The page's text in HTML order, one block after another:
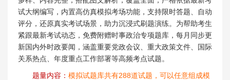
试大纲编写，内置高仿真模拟考场功能，支持限时答题、自动
评分，还原真实考试场景，助力沉浸式刷题演练。为帮助考生
紧跟最新考试动态，免费附赠时事政治专项题库，每月同步更
新国内外时政要闻，涵盖重要党政会议、重大政策文件、国际
关系热点、年度重点工作部署等高频考点试题。
题量内容： 模拟试题库共有288道试题，可以任意组成模